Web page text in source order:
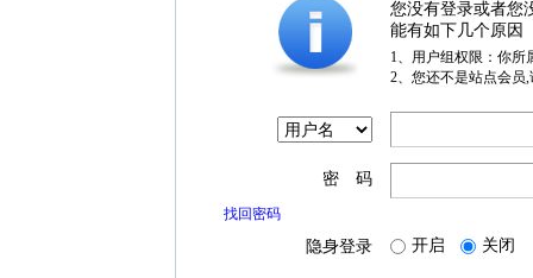
您没有登录或者您
能有如下几个原因
1、用户组权限：你所
2、您还不是站点会员
密 码
找回密码
隐身登录 开启 关闭